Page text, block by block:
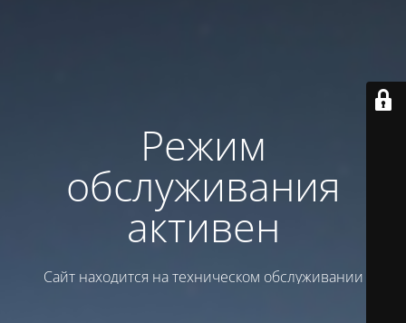
Режим
обслуживания
активен
Сайт находится на техническом обслуживании